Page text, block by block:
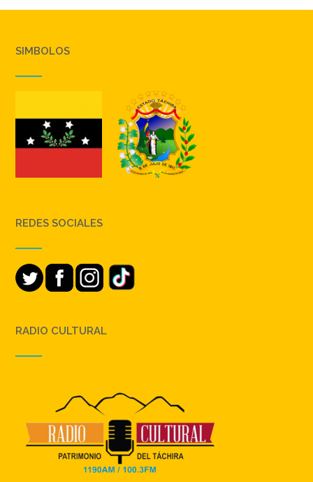
SIMBOLOS
REDES SOCIALES
RADIO CULTURAL